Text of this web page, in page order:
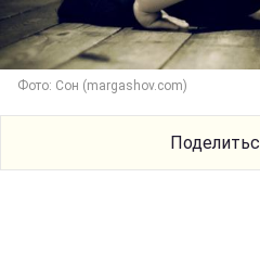
Фото: Сон (margashov.com)